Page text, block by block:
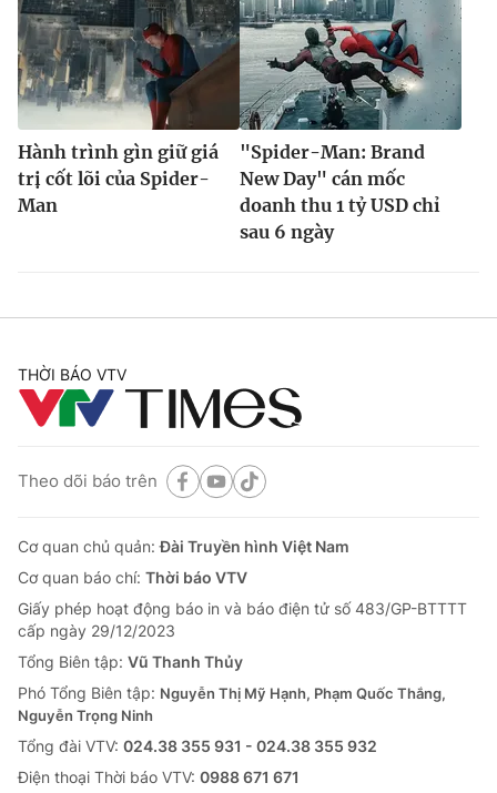
Hành trình gìn giữ giá
trị cốt lõi của Spider-
Man
"Spider-Man: Brand
New Day" cán mốc
doanh thu 1 tỷ USD chỉ
sau 6 ngày
THỜI BÁO VTV
Theo dõi báo trên
Cơ quan chủ quản:Đài Truyền hình Việt Nam
Cơ quan báo chí: Thời báo VTV
Giấy phép hoạt động báo in và báo điện tử số 483/GP-BTTTT
cấp ngày 29/12/2023
Tổng Biên tập: Vũ Thanh Thủy
Phó Tổng Biên tập: Nguyễn Thị Mỹ Hạnh, Phạm Quốc Thắng,
Nguyễn Trọng Ninh
Tổng đài VTV: 024.38 355 931 - 024.38 355 932
Ðiện thoại Thời báo VTV: 0988 671 671